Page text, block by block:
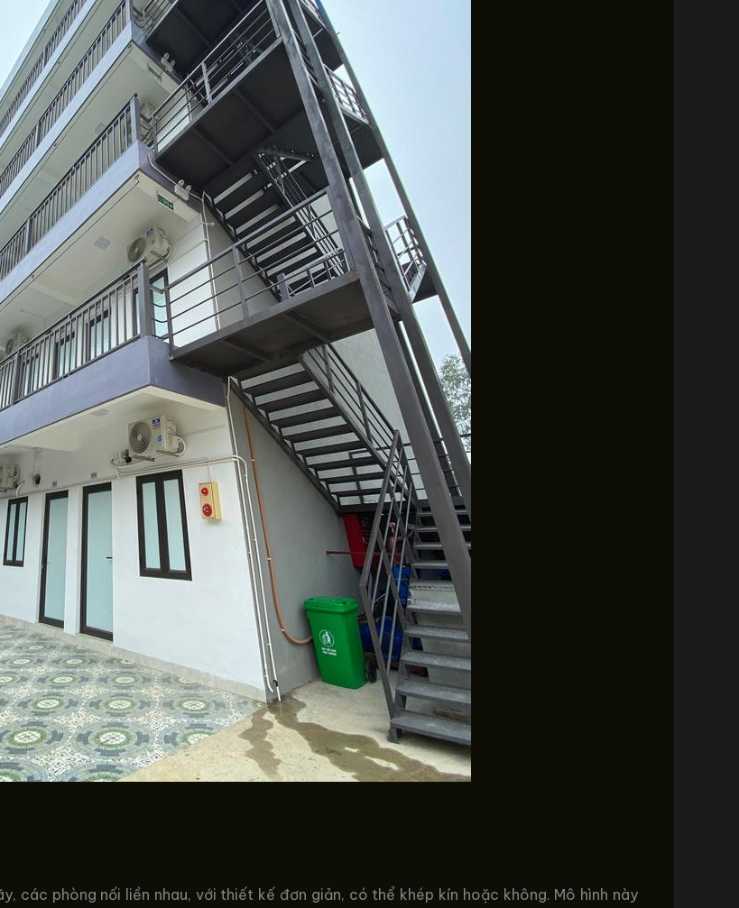
các phòng nối liền nhau, với thiết kế đơn giản, có thể khép kín hoặc không. Mô hình này